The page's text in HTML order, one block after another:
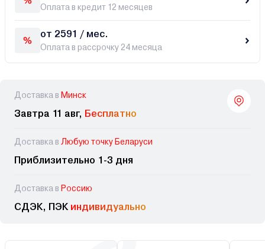
Оплата в кредит 12 месяцев
от 2591 / мес.
Оплата в рассрочку 24 месяца
Доставка в Минск
Завтра 11 авг, Бесплатно
Доставка в Любую точку Беларуси
Приблизительно 1-3 дня
Доставка в Россию
СДЭК, ПЭК индивидуально